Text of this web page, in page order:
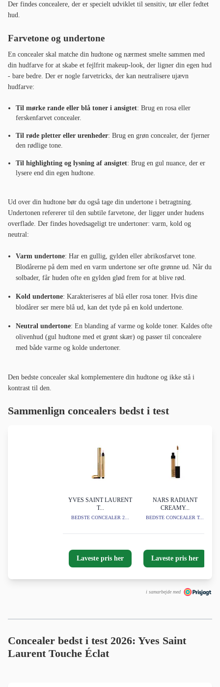
Der findes concealere, der er specielt udviklet til sensitiv, tør eller fedtet
hud.
Farvetone og undertone
En concealer skal matche din hudtone og nærmest smelte sammen med
din hudfarve for at skabe et fejlfrit makeup-look, der ligner din egen hud
- bare bedre. Der er nogle farvetricks, der kan neutralisere ujævn
hudfarve:
Til mørke rande eller blå toner i ansigtet: Brug en rosa eller
ferskenfarvet concealer.
Til røde pletter eller urenheder: Brug en grøn concealer, der fjerner
den rødlige tone.
Til highlighting og lysning af ansigtet: Brug en gul nuance, der er
lysere end din egen hudtone.
Ud over din hudtone bør du også tage din undertone i betragtning.
Undertonen refererer til den subtile farvetone, der ligger under hudens
overflade. Der findes hovedsageligt tre undertoner: varm, kold og
neutral:
Varm undertone: Har en gullig, gylden eller abrikosfarvet tone.
Blodårerne på dem med en varm undertone ser ofte grønne ud. Når du
solbader, får huden ofte en gylden glød frem for at blive rød.
Kold undertone: Karakteriseres af blå eller rosa toner. Hvis dine
blodårer ser mere blå ud, kan det tyde på en kold undertone.
Neutral undertone: En blanding af varme og kolde toner. Kaldes ofte
olivenhud (gul hudtone med et grønt skær) og passer til concealere
med både varme og kolde undertoner.
Den bedste concealer skal komplementere din hudtone og ikke stå i
kontrast til den.
Sammenlign concealers bedst i test
YVES SAINT LAURENT
T...
BEDSTE CONCEALER 2...
Laveste pris her
NARS RADIANT
CREAMY...
BEDSTE CONCEALER T...
Laveste pris her
i samarbejde med
Concealer bedst i test 2026: Yves Saint
Laurent Touche Éclat